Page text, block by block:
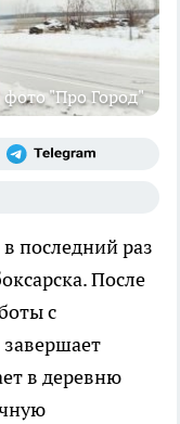
фото "Про Город"
последний раз
После
с
в деревню